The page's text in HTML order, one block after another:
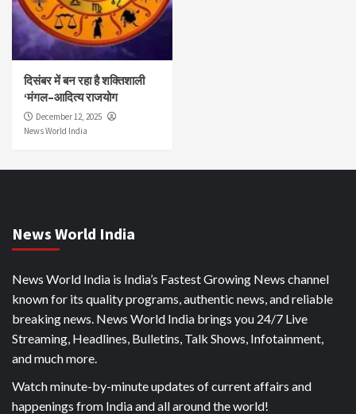
दिसंबर में बन रहा है शक्तिशाली
‘मंगल–आदित्य राजयोग
December 12, 2025
News World India
News World India
News World India is India’s Fastest Growing News channel
known for its quality programs, authentic news, and reliable
breaking news. News World India brings you 24/7 Live
Streaming, Headlines, Bulletins, Talk Shows, Infotainment,
and much more.
Watch minute-by-minute updates of current affairs and
happenings from India and all around the world!